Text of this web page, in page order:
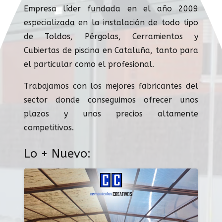
Empresa líder fundada en el año 2009
especializada en la instalación de todo tipo
de Toldos, Pérgolas, Cerramientos y
Cubiertas de piscina en Cataluña, tanto para
el particular como el profesional.
Trabajamos con los mejores fabricantes del
sector donde conseguimos ofrecer unos
plazos y unos precios altamente
competitivos.
Lo + Nuevo: